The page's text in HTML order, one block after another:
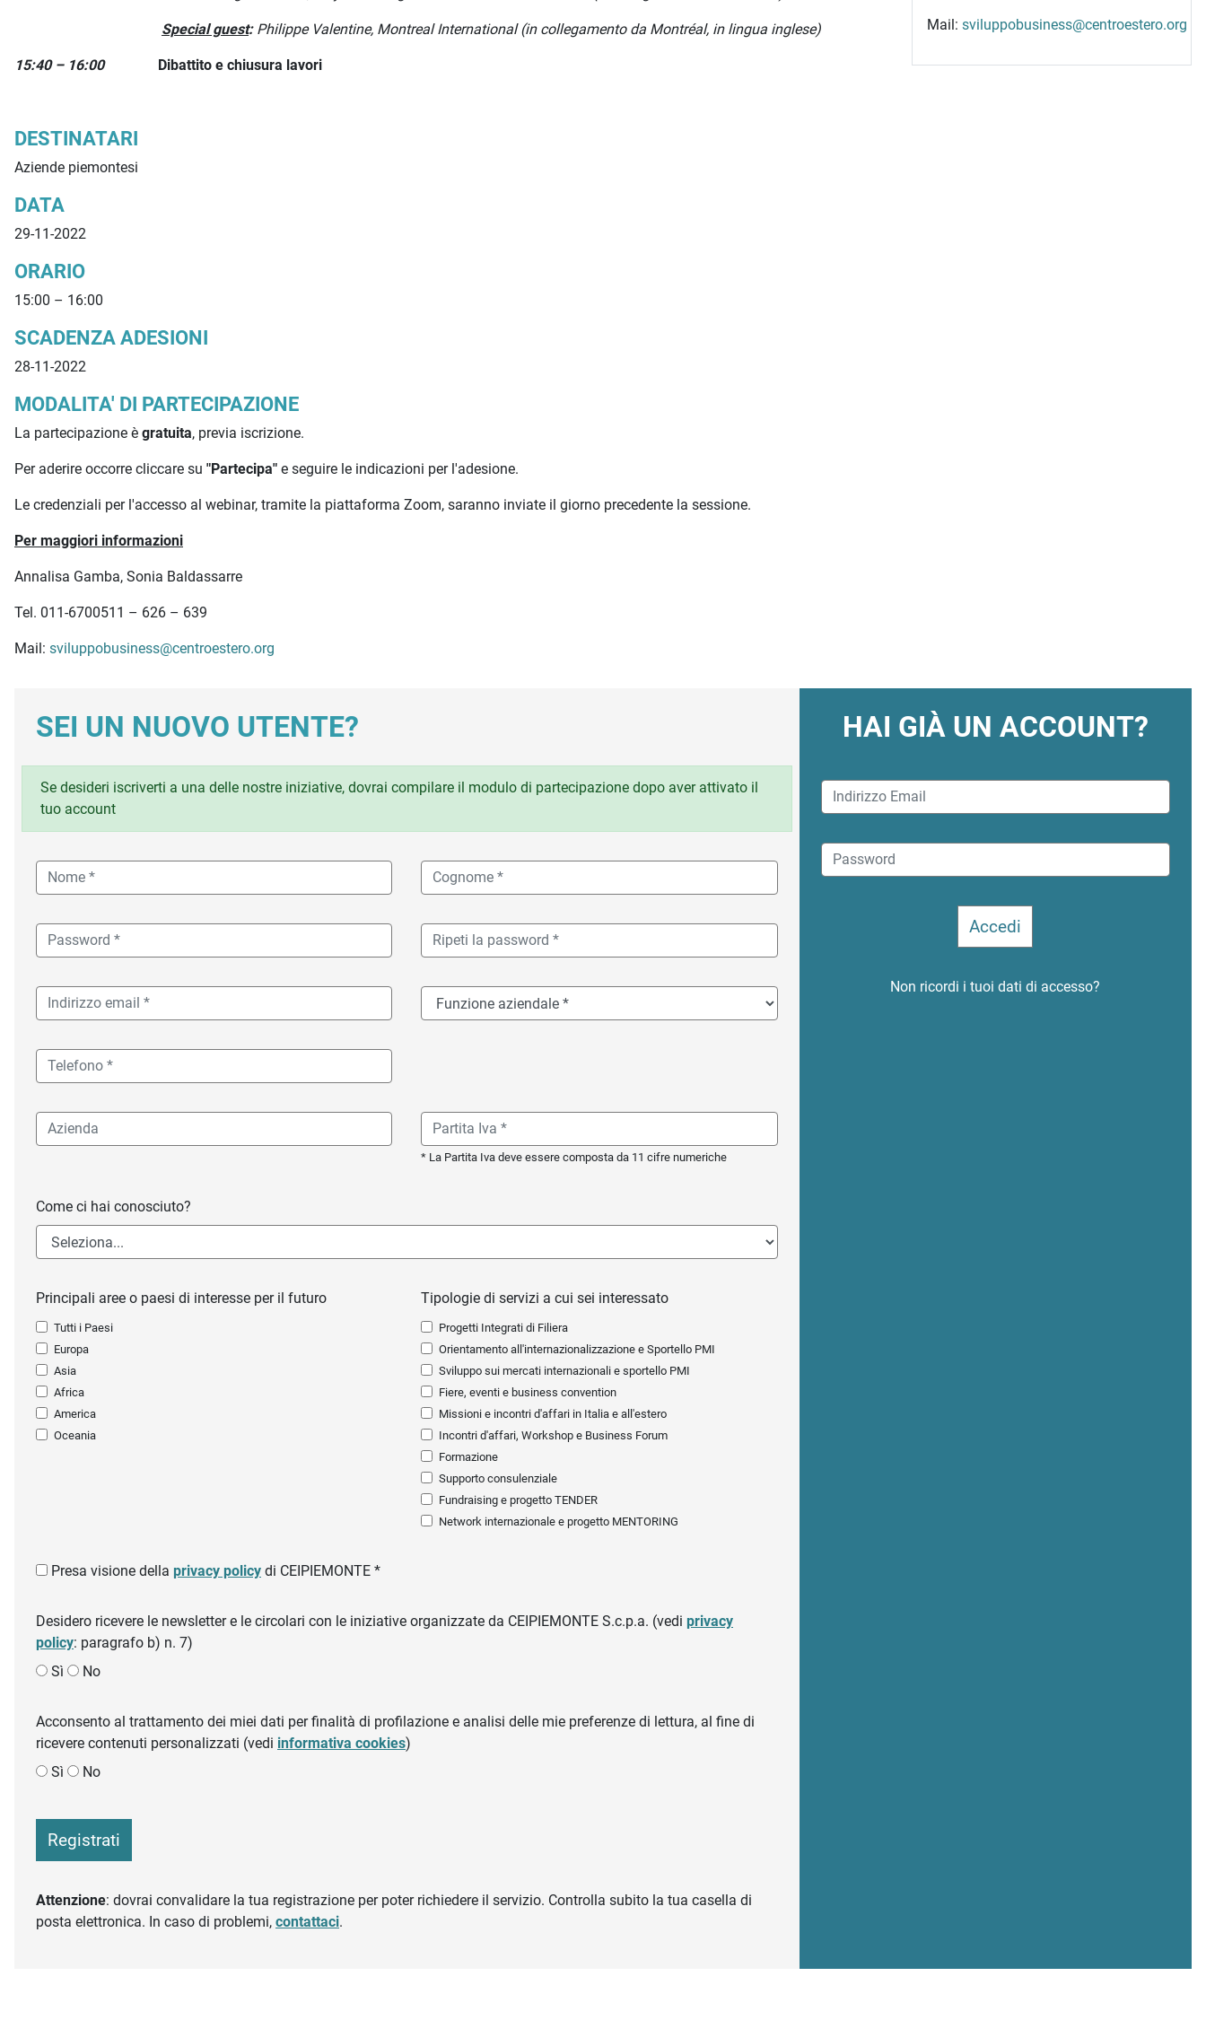
Special guest: Philippe Valentine, Montreal International (in collegamento da Montréal, in lingua inglese)
15:40 – 16:00 Dibattito e chiusura lavori
DESTINATARI
Aziende piemontesi
DATA
29-11-2022
ORARIO
15:00 – 16:00
SCADENZA ADESIONI
28-11-2022
MODALITA' DI PARTECIPAZIONE
La partecipazione è gratuita, previa iscrizione.
Per aderire occorre cliccare su "Partecipa" e seguire le indicazioni per l'adesione.
Le credenziali per l'accesso al webinar, tramite la piattaforma Zoom, saranno inviate il giorno precedente la sessione.
Per maggiori informazioni
Annalisa Gamba, Sonia Baldassarre
Tel. 011-6700511 – 626 – 639
Mail: sviluppobusiness@centroestero.org
Mail: sviluppobusiness@centroestero.org
SEI UN NUOVO UTENTE?
Se desideri iscriverti a una delle nostre iniziative, dovrai compilare il modulo di partecipazione dopo aver attivato il
tuo account
* La Partita Iva deve essere composta da 11 cifre numeriche
Come ci hai conosciuto?
Principali aree o paesi di interesse per il futuro
Tutti i Paesi
Europa
Asia
Africa
America
Oceania
Tipologie di servizi a cui sei interessato
Progetti Integrati di Filiera
Orientamento all'internazionalizzazione e Sportello PMI
Sviluppo sui mercati internazionali e sportello PMI
Fiere, eventi e business convention
Missioni e incontri d'affari in Italia e all'estero
Incontri d'affari, Workshop e Business Forum
Formazione
Supporto consulenziale
Fundraising e progetto TENDER
Network internazionale e progetto MENTORING
Presa visione della privacy policy di CEIPIEMONTE *
Desidero ricevere le newsletter e le circolari con le iniziative organizzate da CEIPIEMONTE S.c.p.a. (vedi privacy
policy: paragrafo b) n. 7)
Sì
No
Acconsento al trattamento dei miei dati per finalità di profilazione e analisi delle mie preferenze di lettura, al fine di
ricevere contenuti personalizzati (vedi informativa cookies)
Sì
No
Registrati
Attenzione: dovrai convalidare la tua registrazione per poter richiedere il servizio. Controlla subito la tua casella di
posta elettronica. In caso di problemi, contattaci.
HAI GIÀ UN ACCOUNT?
Non ricordi i tuoi dati di accesso?